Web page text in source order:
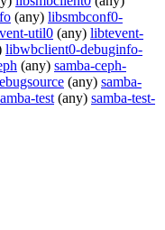
(any) libsmbconf0-
util0 (any) libtevent-
libwbclient0-debuginfo-
(any) samba-ceph-
(any) samba-
test (any) samba-test-